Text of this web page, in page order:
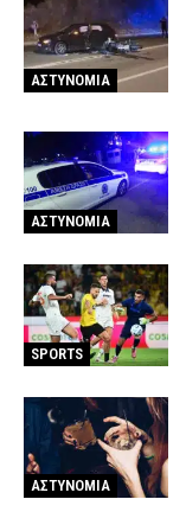
ΑΣΤΥΝΟΜΙΑ
ΑΣΤΥΝΟΜΙΑ
SPORTS
ΑΣΤΥΝΟΜΙΑ